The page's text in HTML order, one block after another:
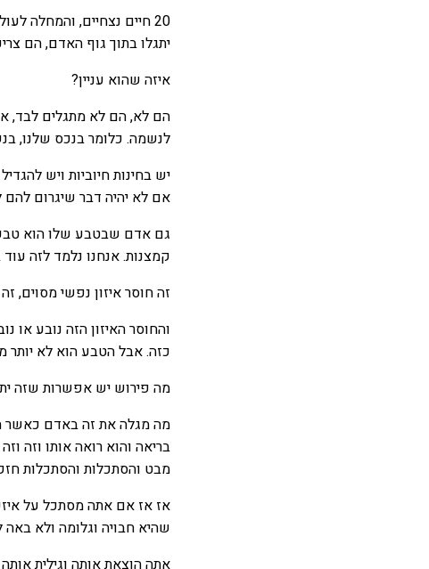
20 חיים נצחיים, והמחלה
יתגלו בתוך גוף האדם, הם
איזה שהוא עניין?
הם לא, הם לא מתגלים לבד,
לנשמה. כלומר בנכס שלנו,
יש בחינות חיוביות ויש
אם לא יהיה דבר שיגרום להם
גם אדם שבטבע שלו הוא טבע
קמצנות. אנחנו נלמד לזה
זה חוסר איזון נפשי מסוים,
והחוסר האיזון הזה נובע או
כזה. אבל הטבע הוא לא יותר
מה פירוש יש אפשרות שזה
מה מגלה את זה באדם כאשר
בריאה והוא רואה אותו וזה
מבט והסתכלות והסתכלות
אז אז אם אתה מסתכל על
שהיא חבויה וגלומה ולא באה
אתה הוצאת אותה וגילית